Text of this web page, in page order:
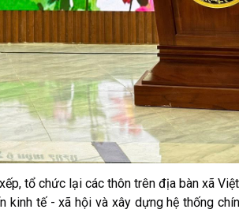
chức lại các thôn trên địa bàn xã Việt
kinh tế - xã hội và xây dựng hệ thống